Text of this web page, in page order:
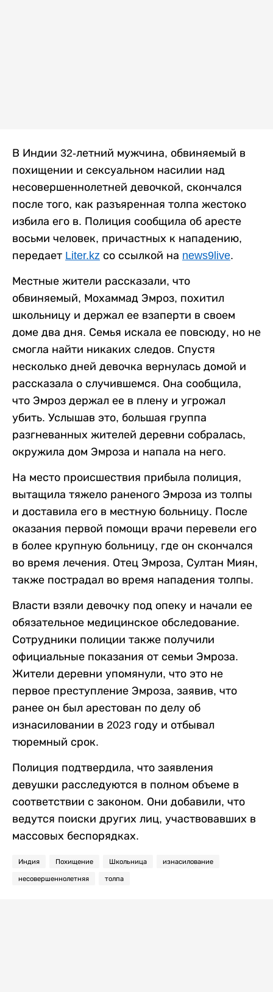
В Индии 32-летний мужчина, обвиняемый в
похищении и сексуальном насилии над
несовершеннолетней девочкой, скончался
после того, как разъяренная толпа жестоко
избила его в. Полиция сообщила об аресте
восьми человек, причастных к нападению,
передает Liter.kz со ссылкой на news9live.
Местные жители рассказали, что
обвиняемый, Мохаммад Эмроз, похитил
школьницу и держал ее взаперти в своем
доме два дня. Семья искала ее повсюду, но не
смогла найти никаких следов. Спустя
несколько дней девочка вернулась домой и
рассказала о случившемся. Она сообщила,
что Эмроз держал ее в плену и угрожал
убить. Услышав это, большая группа
разгневанных жителей деревни собралась,
окружила дом Эмроза и напала на него.
На место происшествия прибыла полиция,
вытащила тяжело раненого Эмроза из толпы
и доставила его в местную больницу. После
оказания первой помощи врачи перевели его
в более крупную больницу, где он скончался
во время лечения. Отец Эмроза, Султан Миян,
также пострадал во время нападения толпы.
Власти взяли девочку под опеку и начали ее
обязательное медицинское обследование.
Сотрудники полиции также получили
официальные показания от семьи Эмроза.
Жители деревни упомянули, что это не
первое преступление Эмроза, заявив, что
ранее он был арестован по делу об
изнасиловании в 2023 году и отбывал
тюремный срок.
Полиция подтвердила, что заявления
девушки расследуются в полном объеме в
соответствии с законом. Они добавили, что
ведутся поиски других лиц, участвовавших в
массовых беспорядках.
Индия Похищение Школьница изнасилование
несовершеннолетняя толпа